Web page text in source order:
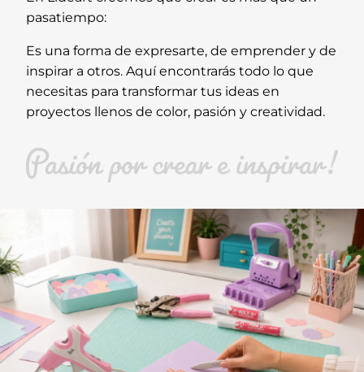
pasatiempo:
Es una forma de expresarte, de emprender y de
inspirar a otros. Aquí encontrarás todo lo que
necesitas para transformar tus ideas en
proyectos llenos de color, pasión y creatividad.